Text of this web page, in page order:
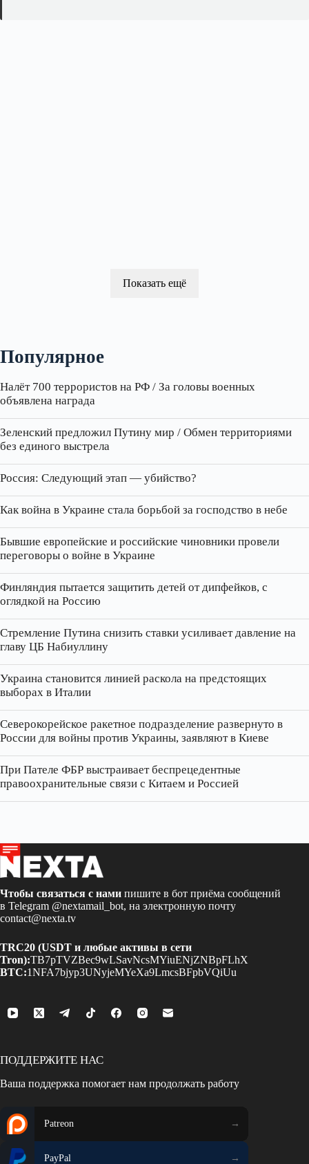
Показать ещё
Популярное
Налёт 700 террористов на РФ / За головы военных
объявлена награда
Зеленский предложил Путину мир / Обмен территориями
без единого выстрела
Россия: Следующий этап — убийство?
Как война в Украине стала борьбой за господство в небе
Бывшие европейские и российские чиновники провели
переговоры о войне в Украине
Финляндия пытается защитить детей от дипфейков, с
оглядкой на Россию
Стремление Путина снизить ставки усиливает давление на
главу ЦБ Набиуллину
Украина становится линией раскола на предстоящих
выборах в Италии
Северокорейское ракетное подразделение развернуто в
России для войны против Украины, заявляют в Киеве
При Пателе ФБР выстраивает беспрецедентные
правоохранительные связи с Китаем и Россией
Чтобы связаться с нами пишите в бот приёма сообщений
в Telegram @nextamail_bot, на электронную почту
contact@nexta.tv
TRC20 (USDT и любые активы в сети
Tron):TB7pTVZBec9wLSavNcsMYiuENjZNBpFLhX
BTC:1NFA7bjyp3UNyjeMYeXa9LmcsBFpbVQiUu
ПОДДЕРЖИТЕ НАС
Ваша поддержка помогает нам продолжать работу
Patreon
PayPal